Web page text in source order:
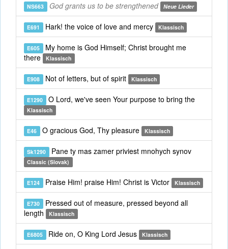
NS663 God grants us to be strengthened Neue Lieder
E691 Hark! the voice of love and mercy Klassisch
E605 My home is God Himself; Christ brought me
there
Klassisch
E908 Not of letters, but of spirit Klassisch
E1290 O Lord, we've seen Your purpose to bring the
Klassisch
E46 O gracious God, Thy pleasure Klassisch
Sk1290 Pane ty mas zamer priviest mnohych synov
Classic (Slovak)
E124 Praise Him! praise Him! Christ is Victor Klassisch
E730 Pressed out of measure, pressed beyond all
length
Klassisch
E6805 Ride on, O King Lord Jesus Klassisch